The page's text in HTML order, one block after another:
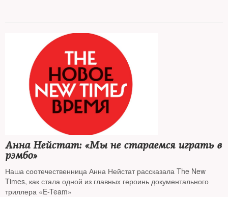
Анна Нейстат: «Мы не стараемся играть в
рэмбо»
Наша соотечественница Анна Нейстат рассказала The New
Times, как стала одной из главных героинь документального
триллера «E-Team»